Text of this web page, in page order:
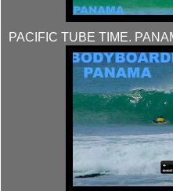
PACIFIC TUBE TIME.